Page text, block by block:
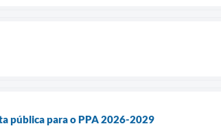
pública para o PPA 2026-2029